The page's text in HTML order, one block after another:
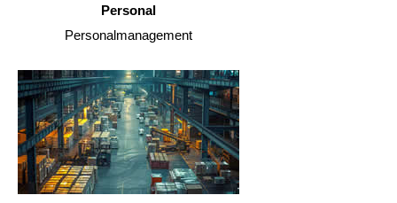
Personal
Personalmanagement